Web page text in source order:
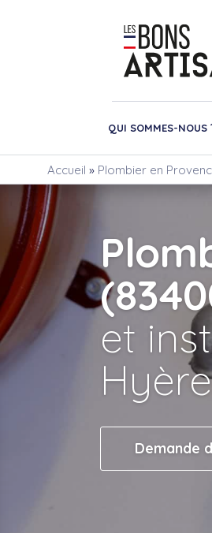
QUI SOMMES-NOUS
Accueil » Plombier en
et
Demande